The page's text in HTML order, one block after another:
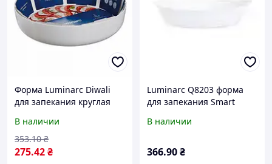
Форма Luminarc Diwali
для запекания круглая
В наличии
275.42₴
353.10 ₴
Luminarc Q8203 форма
для запекания Smart
овал
В наличии
366.90₴